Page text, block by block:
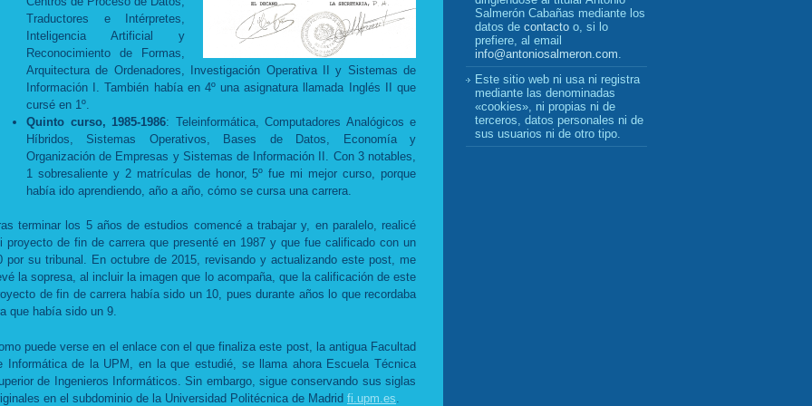
Traductores e Intérpretes,
Inteligencia Artificial y
Reconocimiento de Formas,
Arquitectura de Ordenadores, Investigación Operativa II y Sistemas de
Información I. También había en 4º una asignatura llamada Inglés II que
cursé en 1º.
Quinto curso, 1985-1986: Teleinformática, Computadores Analógicos e
Híbridos, Sistemas Operativos, Bases de Datos, Economía y
Organización de Empresas y Sistemas de Información II. Con 3 notables,
1 sobresaliente y 2 matrículas de honor, 5º fue mi mejor curso, porque
había ido aprendiendo, año a año, cómo se cursa una carrera.
terminar los 5 años de estudios comencé a trabajar y, en paralelo, realicé
proyecto de fin de carrera que presenté en 1987 y que fue calificado con un
por su tribunal. En octubre de 2015, revisando y actualizando este post, me
la sopresa, al incluir la imagen que lo acompaña, que la calificación de este
de fin de carrera había sido un 10, pues durante años lo que recordaba
que había sido un 9.
puede verse en el enlace con el que finaliza este post, la antigua Facultad
Informática de la UPM, en la que estudié, se llama ahora Escuela Técnica
de Ingenieros Informáticos. Sin embargo, sigue conservando sus siglas
en el subdominio de la Universidad Politécnica de Madrid fi.upm.es
Salmerón Cabañas mediante los
datos de contacto o, si lo
prefiere, al email
info@antoniosalmeron.com.
Este sitio web ni usa ni registra
mediante las denominadas
«cookies», ni propias ni de
terceros, datos personales ni de
sus usuarios ni de otro tipo.